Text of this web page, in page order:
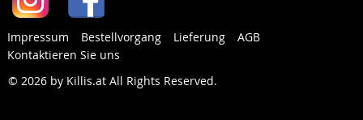
Impressum Bestellvorgang Lieferung
AGB
Kontaktieren Sie uns
© 2026 by Killis.at All Rights Reserved.